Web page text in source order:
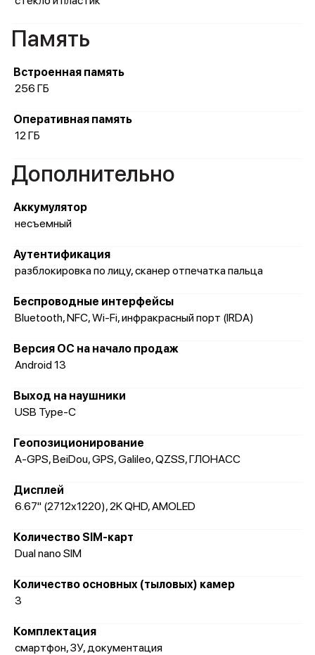
Память
Встроенная память
256 ГБ
Оперативная память
12 ГБ
Дополнительно
Аккумулятор
несъемный
Аутентификация
разблокировка по лицу, сканер отпечатка пальца
Беспроводные интерфейсы
Bluetooth, NFC, Wi-Fi, инфракрасный порт (IRDA)
Версия ОС на начало продаж
Android 13
Выход на наушники
USB Type-C
Геопозиционирование
A-GPS, BeiDou, GPS, Galileo, QZSS, ГЛОНАСС
Дисплей
6.67" (2712x1220), 2K QHD, AMOLED
Количество SIM-карт
Dual nano SIM
Количество основных (тыловых) камер
3
Комплектация
смартфон, ЗУ, документация